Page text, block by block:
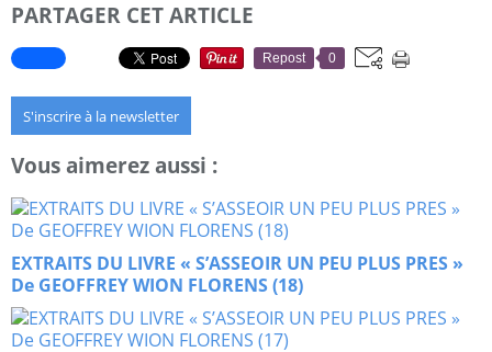
PARTAGER CET ARTICLE
Repost 0
S'inscrire à la newsletter
Vous aimerez aussi :
EXTRAITS DU LIVRE « S’ASSEOIR UN PEU PLUS PRES »
De GEOFFREY WION FLORENS (18)